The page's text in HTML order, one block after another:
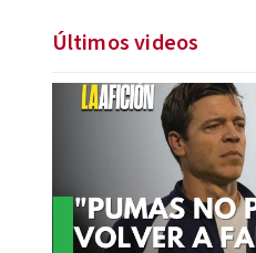
Últimos videos